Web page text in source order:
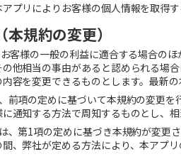
プリによりお客様の個人情報を取得
本規約の変更）
客様の一般の利益に適合する場合の
他相当の事由があると認められる場
容を変更できるものとします。最新
前項の定めに基づいて本規約の変更
通知する方法で周知するものとし、
、第1項の定めに基づき本規約が変更
、弊社が定める方法により、本アプ